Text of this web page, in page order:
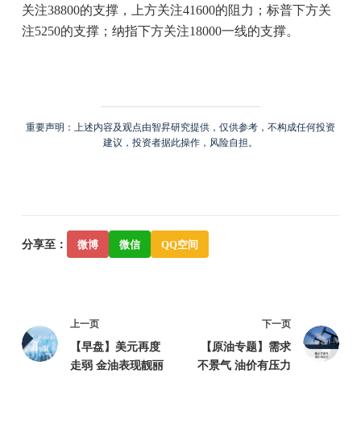
关注38800的支撑，上方关注41600的阻力；标普下方关
注5250的支撑；纳指下方关注18000一线的支撑。
重要声明：上述内容及观点由智昇研究提供，仅供参考，不构成任何投资
建议，投资者据此操作，风险自担。
分享至： 微博 微信 QQ空间
上一页
【早盘】美元再度
走弱 金油表现靓丽
下一页
【原油专题】需求
不景气 油价有压力